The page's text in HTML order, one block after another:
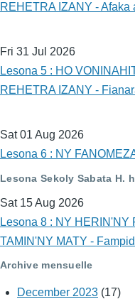
REHETRA IZANY - Afaka
Fri 31 Jul 2026
Lesona 5 : HO
REHETRA IZANY -
Sat 01 Aug 2026
Lesona 6 : NY
Lesona Sekoly Sabata H.
Sat 15 Aug 2026
Lesona 8 : NY
TAMIN'NY MATY -
Archive mensuelle
December 2023 (17)